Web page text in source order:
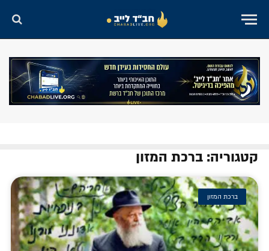
קטגוריה: ברכת המזון
ברכת המזון